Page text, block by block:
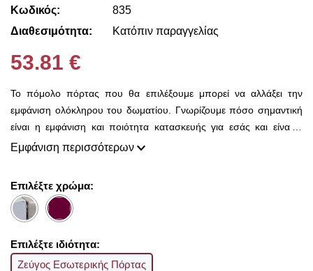
Κωδικός:
835
Διαθεσιμότητα:
Κατόπιν παραγγελίας
53.81 €
Το πόμολο πόρτας που θα επιλέξουμε μπορεί να αλλάξει την
εμφάνιση ολόκληρου του δωματίου. Γνωρίζουμε πόσο σημαντική
είναι η εμφάνιση και ποιότητα κατασκευής για εσάς και είναι ο
λόγος που εδώ στο Decorama Home έχουμε μια τεράστια ποικιλία
ανανεώσετε την υφιστάμενη, με ένα τόσο ευρύ φάσμα
διαφορετικών χρωμάτων, υλικών και στυλ είμαστε σίγουροι ότι θα
Εμφάνιση περισσότερων
Επιλέξτε χρώμα:
Επιλέξτε ιδιότητα:
Ζεύγος Εσωτερικής Πόρτας